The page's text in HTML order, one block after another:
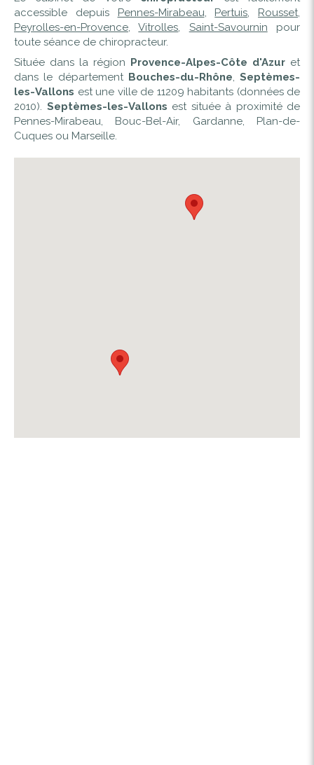
accessible depuis
Pennes-Mirabeau, Pertuis, Rousset,
Peyrolles-en-Provence,Vitrolles, Saint-Savournin pour
toute séance de chiropracteur.
Située dans la région
Provence-Alpes-Côte d'Azur et
dans le département Bouches-du-Rhône, Septèmes-
les-Vallons est une ville de 11209 habitants (données de
2010). Septèmes-les-Vallons est située à proximité de
Pennes-Mirabeau, Bouc-Bel-Air, Gardanne, Plan-de-
Cuques ou Marseille.